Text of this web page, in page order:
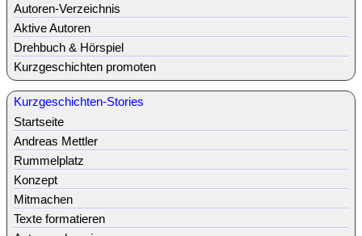
Autoren-Verzeichnis
Aktive Autoren
Drehbuch & Hörspiel
Kurzgeschichten promoten
Kurzgeschichten-Stories
Startseite
Andreas Mettler
Rummelplatz
Konzept
Mitmachen
Texte formatieren